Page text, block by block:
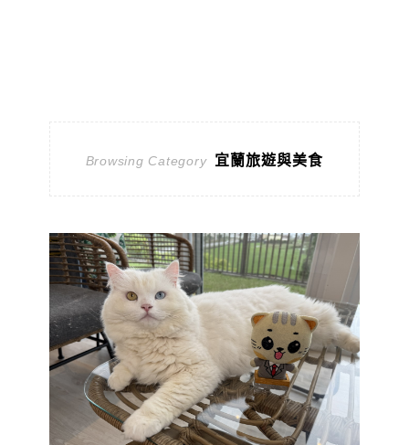
Browsing Category 宜蘭旅遊與美食